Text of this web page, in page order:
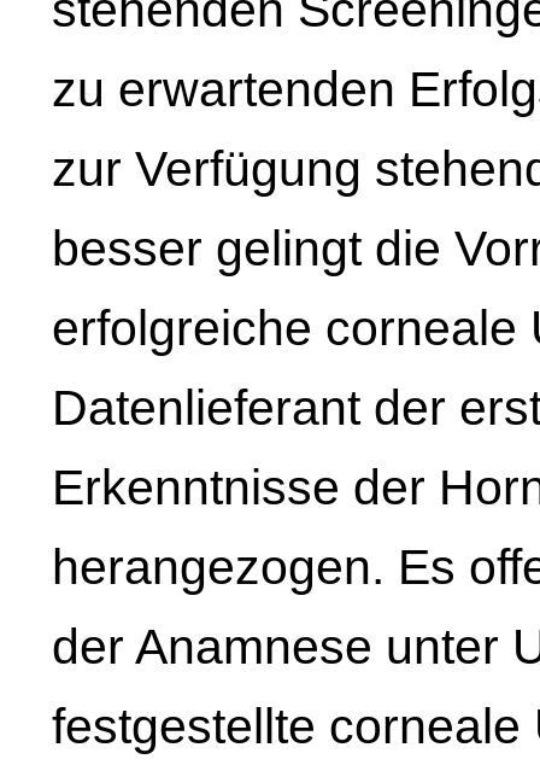
zu erwartenden
zur Verfügung
besser gelingt die
erfolgreiche corneale
Datenlieferant der
Erkenntnisse der
herangezogen. Es
der Anamnese unter
festgestellte